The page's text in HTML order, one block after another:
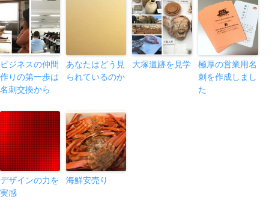
ビジネスの仲間
作りの第一歩は
名刺交換から
あなたはどう見
られているのか
大塚遺跡を見学
極厚の営業用名
刺を作成しまし
た
デザインの力を
実感
海鮮安売り